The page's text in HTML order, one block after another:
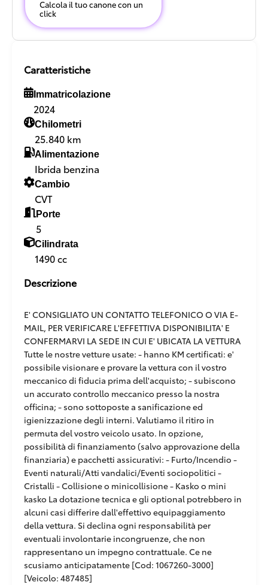
Calcola il tuo canone con un
click
Caratteristiche
Immatricolazione
2024
Chilometri
25.840 km
Alimentazione
Ibrida benzina
Cambio
CVT
Porte
5
Cilindrata
1490 cc
Descrizione
E' CONSIGLIATO UN CONTATTO TELEFONICO O VIA E-
MAIL, PER VERIFICARE L'EFFETTIVA DISPONIBILITA' E
CONFERMARVI LA SEDE IN CUI E' UBICATA LA VETTURA
Tutte le nostre vetture usate: - hanno KM certificati: e'
possibile visionare e provare la vettura con il vostro
meccanico di fiducia prima dell'acquisto; - subiscono
un accurato controllo meccanico presso la nostra
officina; - sono sottoposte a sanificazione ed
igienizzazione degli interni. Valutiamo il ritiro in
permuta del vostro veicolo usato. In opzione,
possibilità di finanziamento (salvo approvazione della
finanziaria) e pacchetti assicurativi: - Furto/Incendio -
Eventi naturali/Atti vandalici/Eventi sociopolitici -
Cristalli - Collisione o minicollisione - Kasko o mini
kasko La dotazione tecnica e gli optional potrebbero in
alcuni casi differire dall'effettivo equipaggiamento
della vettura. Si declina ogni responsabilità per
eventuali involontarie incongruenze, che non
rappresentano un impegno contrattuale. Ce ne
scusiamo anticipatamente [Cod: 1067260-3000]
[Veicolo: 487485]